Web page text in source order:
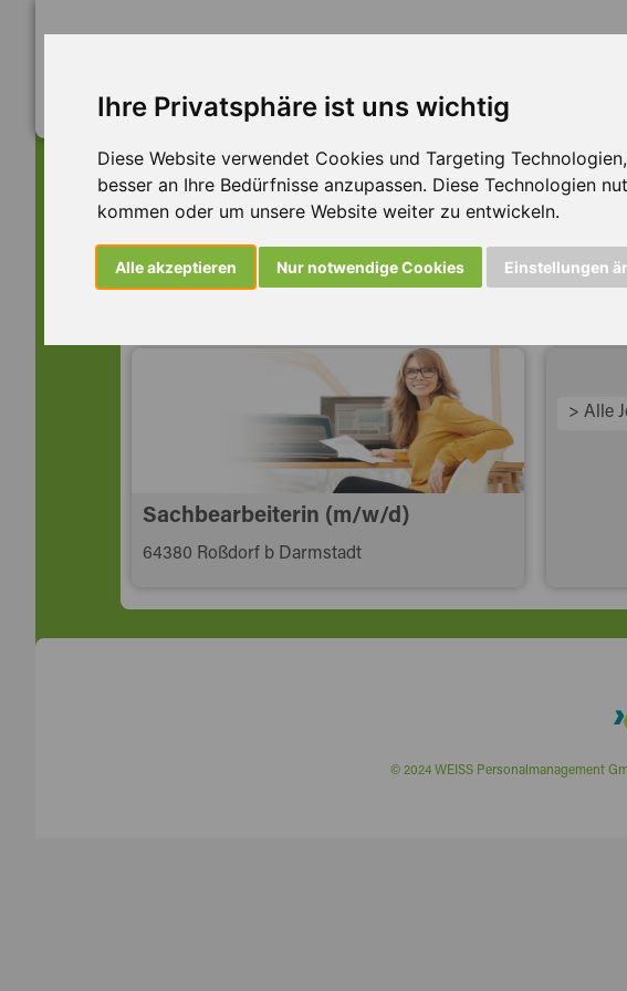
Ihre Privatsphäre ist uns wichtig
Diese Website verwendet Cookies und Targeting
besser an Ihre Bedürfnisse anzupassen. Diese Technologien
kommen oder um unsere Website weiter zu entwickeln.
Alle akzeptieren Nur notwendige Cookies Einstellungen
Dieser Job ist leider nicht
... aber vielleicht ist hier etwas dabei:
Sachbearbeiterin (m/w/d)
64380 Roßdorf b Darmstadt
> Alle
© 2024 WEISS Personalmanagement